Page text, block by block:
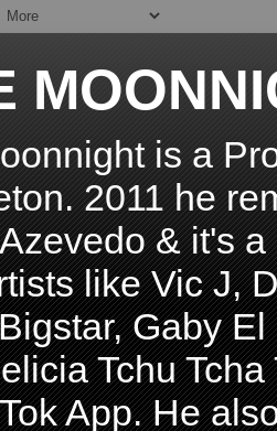
is a
2011 he
& it's
like Vic J,
Gaby
Tchu
App. He